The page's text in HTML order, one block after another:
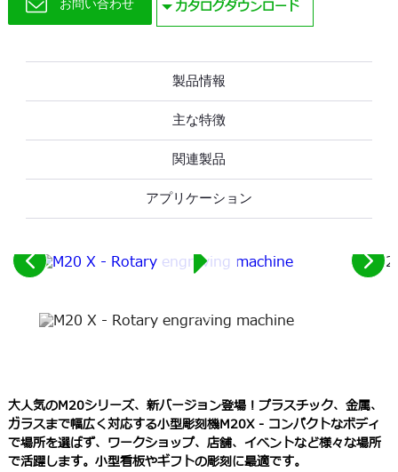
お問い合わせ カタログダウンロード
製品情報
主な特徴
関連製品
アプリケーション
前
素
し
て
く
だ
次
大人気のM20シリーズ、新バージョン登場！プラスチック、金属、
ガラスまで幅広く対応する小型彫刻機M20X - コンパクトなボディ
で場所を選ばず、ワークショップ、店舗、イベントなど様々な場所
で活躍します。小型看板やギフトの彫刻に最適です。